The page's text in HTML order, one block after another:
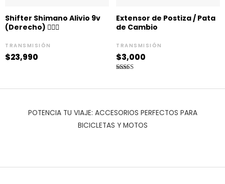
Shifter Shimano Alivio 9v
(Derecho) 🚵🏻‍♀️
TRANSMISIÓN
$23,990
Extensor de Postiza / Pata
de Cambio
TRANSMISIÓN
$3,000
4.00
POTENCIA TU VIAJE: ACCESORIOS PERFECTOS PARA
BICICLETAS Y MOTOS